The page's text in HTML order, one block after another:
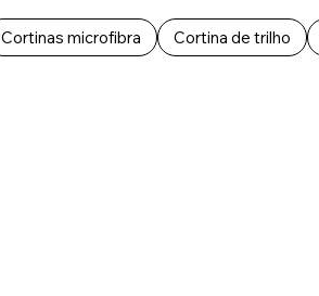
Cortinas microfibra Cortina de trilho